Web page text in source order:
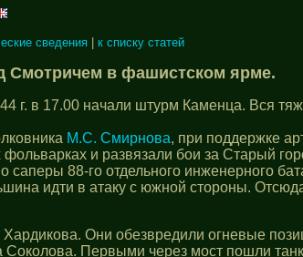
сведения к списку статей
Смотричем в фашистском ярме.
г. в 17.00 начали штурм Каменца. Вся
М.С. Смирнова, при поддержке
и развязали бои за Старый
88-го отдельного инженерного
идти в атаку с южной стороны.
Они обезвредили огневые
Первыми через мост пошли